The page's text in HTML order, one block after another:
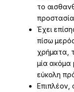
το
Έχει
πίσω
χρήματα,
μία ακόμα
εύκολη
Επιπλέον,